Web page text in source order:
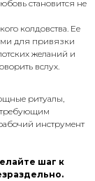
становится не
колдовства. Ее
для привязки
желаний и
вслух.
ритуалы,
требующим
инструмент
шаг к